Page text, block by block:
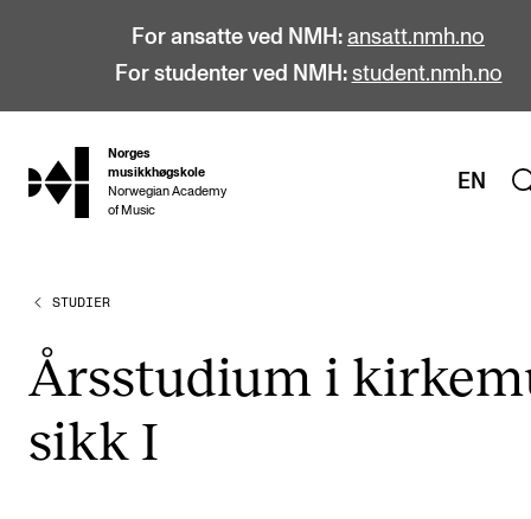
For ansatte ved NMH: ansatt.nmh.no
For studenter ved NMH: student.nmh.no
hjem
Norges
musikkhøgskole
Norwegian Academy
of Music
EN
STUDIER
Alle studier
Bachelor
Master
STUDIER
Års­stu­di­um i
sikk I